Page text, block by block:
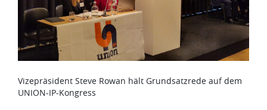
Vizepräsident Steve Rowan hält Grundsatzrede auf dem
UNION-IP-Kongress